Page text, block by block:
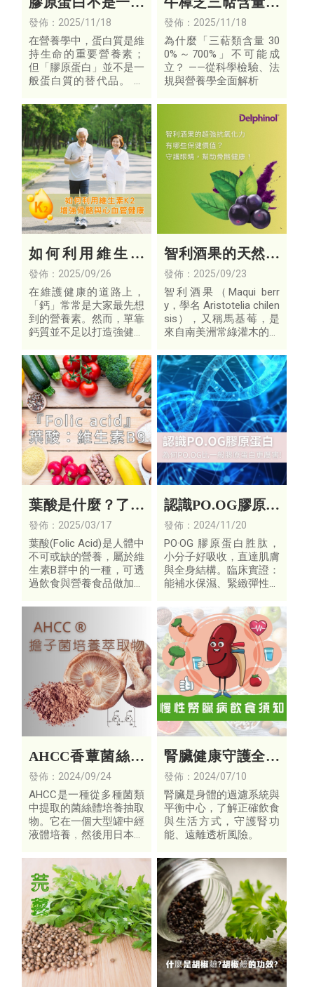
蛋白質，是身體的
「結構核心營養」
發佈：2025/11/18
在營養學中，蛋白質是維
持生命的重要營養素；
但「膠原蛋白」並不是一
般蛋白質的替代品。 它
是支撐皮膚、關節與骨骼
的重要結構物質。
思
發佈：2025/11/18
為什麼「三萜類含量 30
0%～700%」不可能成
立？ ——從科學檢驗、法
規與營養學全面解析
如何利用維生素
K2 增強骨骼與心
血管健康
發佈：2025/09/26
在維護健康的道路上，
「鈣」常常是大家最先想
到的營養素。然而，單靠
鈣質並不足以打造強健骨
K2才是讓鈣「用在對的
地方」的關鍵角色。
智利酒果的天然守
護力：從視覺到骨
質的貼心照護
發佈：2025/09/23
智利酒果（Maqui berr
y，學名 Aristotelia chilen
sis），又稱馬基莓，是
來自南美洲常綠灌木的珍
植化素如多酚、花青素，
而被譽為新興的超級食
物。
葉酸是什麼？了解
葉酸功效及富含葉
酸的5大類食物！
發佈：2025/03/17
葉酸(Folic Acid)是人體中
不可或缺的營養，屬於維
生素B群中的一種，可透
過飲食與營養食品做加強
「造血維他命」，是製造
紅血球相當重要的物質。
認識PO.OG膠原蛋
白是什麼? 為何
PO.OG比一般膠原
蛋白更厲害!
發佈：2024/11/20
PO·OG 膠原蛋白胜肽，
小分子好吸收，直達肌膚
與全身結構。臨床實證：
能補水保濕、緊緻彈性、
強健、關節靈活、韌帶與
血管彈性。由內而外，全
方位守護美麗與行動力。
AHCC香蕈菌絲體
發酵萃取物
發佈：2024/09/24
AHCC是一種從多種菌類
中提取的菌絲體培養抽取
物。它在一個大型罐中經
液體培養﹐然後用日本革
而成。AHCC含有多種菌
類營養素，它從1986被
研製開發以來﹐已經被發
現對許多的疾病治療
腎臟健康守護全攻
略：從飲食調整開
始延緩腎功能退化
發佈：2024/07/10
腎臟是身體的過濾系統與
平衡中心，了解正確飲食
與生活方式，守護腎功
能、遠離透析風險。